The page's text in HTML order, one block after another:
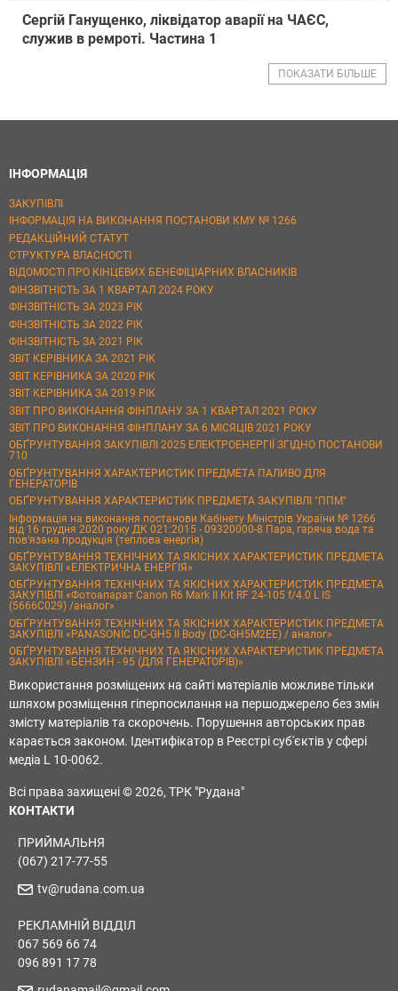
Сергій Ганущенко, ліквідатор аварії на ЧАЄС,
служив в ремроті. Частина 1
ПОКАЗАТИ БІЛЬШЕ
ІНФОРМАЦІЯ
ЗАКУПІВЛІ
ІНФОРМАЦІЯ НА ВИКОНАННЯ ПОСТАНОВИ КМУ № 1266
РЕДАКЦІЙНИЙ СТАТУТ
СТРУКТУРА ВЛАСНОСТІ
ВІДОМОСТІ ПРО КІНЦЕВИХ БЕНЕФІЦІАРНИХ ВЛАСНИКІВ
ФІНЗВІТНІСТЬ ЗА 1 КВАРТАЛ 2024 РОКУ
ФІНЗВІТНІСТЬ ЗА 2023 РІК
ФІНЗВІТНІСТЬ ЗА 2022 РІК
ФІНЗВІТНІСТЬ ЗА 2021 РІК
ЗВІТ КЕРІВНИКА ЗА 2021 РІК
ЗВІТ КЕРІВНИКА ЗА 2020 РІК
ЗВІТ КЕРІВНИКА ЗА 2019 РІК
ЗВІТ ПРО ВИКОНАННЯ ФІНПЛАНУ ЗА 1 КВАРТАЛ 2021 РОКУ
ЗВІТ ПРО ВИКОНАННЯ ФІНПЛАНУ ЗА 6 МІСЯЦІВ 2021 РОКУ
ОБҐРУНТУВАННЯ ЗАКУПІВЛІ 2025 ЕЛЕКТРОЕНЕРГІЇ ЗГІДНО ПОСТАНОВИ
710
ОБҐРУНТУВАННЯ ХАРАКТЕРИСТИК ПРЕДМЕТА ПАЛИВО ДЛЯ
ГЕНЕРАТОРІВ
ОБҐРУНТУВАННЯ ХАРАКТЕРИСТИК ПРЕДМЕТА ЗАКУПІВЛІ "ППМ"
Інформація на виконання постанови Кабінету Міністрів України № 1266
від 16 грудня 2020 року ДК 021:2015 - 09320000-8 Пара, гаряча вода та
пов’язана продукція (теплова енергія)
ОБҐРУНТУВАННЯ ТЕХНІЧНИХ ТА ЯКІСНИХ ХАРАКТЕРИСТИК ПРЕДМЕТА
ЗАКУПІВЛІ «ЕЛЕКТРИЧНА ЕНЕРГІЯ»
ОБҐРУНТУВАННЯ ТЕХНІЧНИХ ТА ЯКІСНИХ ХАРАКТЕРИСТИК ПРЕДМЕТА
ЗАКУПІВЛІ «Фотоапарат Canon R6 Mark II Kit RF 24-105 f/4.0 L IS
(5666C029) /аналог»
ОБҐРУНТУВАННЯ ТЕХНІЧНИХ ТА ЯКІСНИХ ХАРАКТЕРИСТИК ПРЕДМЕТА
ЗАКУПІВЛІ «PANASONIC DC-GH5 II Body (DC-GH5M2EE) / аналог»
ОБҐРУНТУВАННЯ ТЕХНІЧНИХ ТА ЯКІСНИХ ХАРАКТЕРИСТИК ПРЕДМЕТА
ЗАКУПІВЛІ «БЕНЗИН - 95 (ДЛЯ ГЕНЕРАТОРІВ)»
Використання розміщених на сайті матеріалів можливе тільки
шляхом розміщення гіперпосилання на першоджерело без змін
змісту матеріалів та скорочень. Порушення авторських прав
карається законом. Ідентифікатор в Реєстрі суб'єктів у сфері
медіа L 10-0062.
Всі права захищені © 2026, ТРК "Рудана"
КОНТАКТИ
ПРИЙМАЛЬНЯ
(067) 217-77-55
tv@rudana.com.ua
РЕКЛАМНІЙ ВІДДІЛ
067 569 66 74
096 891 17 78